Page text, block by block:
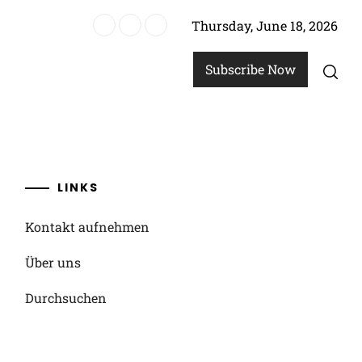
2024: Fan-Engagement, Medienpräsenz,
Thursday, June 18, 2026
Subscribe Now
LINKS
Kontakt aufnehmen
Über uns
Durchsuchen